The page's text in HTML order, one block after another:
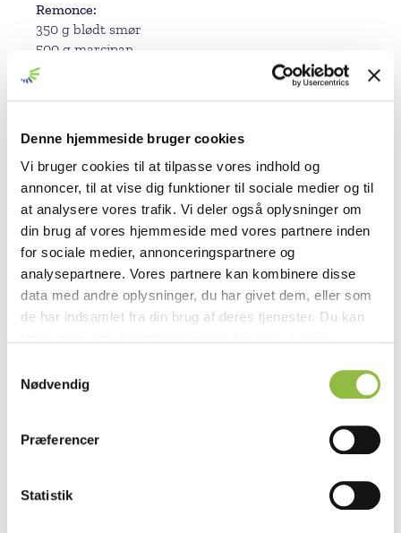
Denne hjemmeside bruger cookies
Vi bruger cookies til at tilpasse vores indhold og
annoncer, til at vise dig funktioner til sociale medier og til
at analysere vores trafik. Vi deler også oplysninger om
din brug af vores hjemmeside med vores partnere inden
for sociale medier, annonceringspartnere og
analysepartnere. Vores partnere kan kombinere disse
data med andre oplysninger, du har givet dem, eller som
de har indsamlet fra din brug af deres tjenester. Du kan
samtykke tilbage og administrere dine cookie-valg på
Nødvendig
Præferencer
Statistik
Remonce
350 g blødt smør
500 g marcipan
380 g Brun Farin
Æblekompot ca. 10-11g pr stk
750 g grønne æbler
225 g sukker
250 g hvidvin
2 vaniljestænger
45 g citronsaft
300 g små æbletern
110 g ristede hakkede valnødder
FREMGANGSMÅDE
Dejtemperatur: Kold
Liggetid: 14 – 16 timer. På køl ved 5°c
Opslåning: 4000g bløddej rulles til 184 cm x 45cm
(2,8mm)